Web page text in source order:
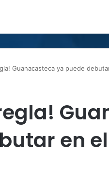
Guanacasteca ya puede
en